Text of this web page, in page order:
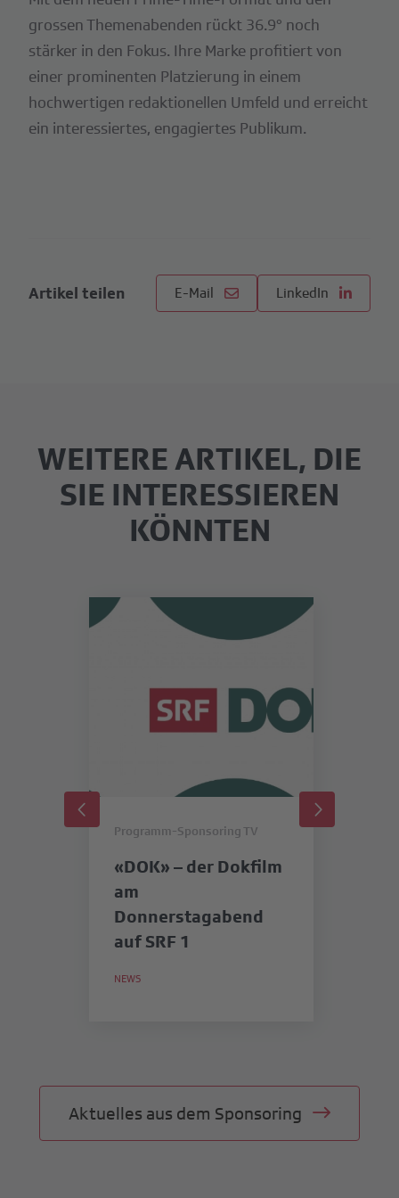
grossen Themenabenden rückt 36.9° noch
stärker in den Fokus. Ihre Marke profitiert von
einer prominenten Platzierung in einem
hochwertigen redaktionellen Umfeld und erreicht
ein interessiertes, engagiertes Publikum.
Artikel teilen E-Mail LinkedIn
WEITERE ARTIKEL, DIE
SIE INTERESSIEREN
KÖNNTEN
Programm-Sponsoring TV
«DOK» – der Dokfilm
am
Donnerstagabend
auf SRF 1
NEWS
Aktuelles aus dem Sponsoring